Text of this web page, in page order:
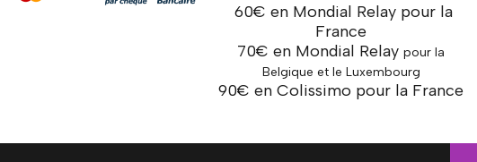
60€ en Mondial Relay pour la
France
70€ en Mondial Relaypour la
Belgique et le Luxembourg
90€ en Colissimo pour la France